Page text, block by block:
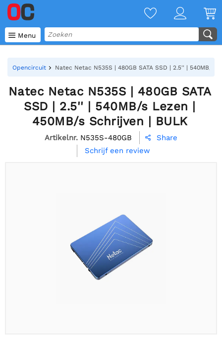
 Menu
Opencircuit Natec Netac N535S | 480GB SATA SSD | 2.5'' | 540MB/s
Natec Netac N535S | 480GB SATA
SSD | 2.5'' | 540MB/s Lezen |
450MB/s Schrijven | BULK
Artikelnr. N535S-480GB 
Share
Schrijf een review